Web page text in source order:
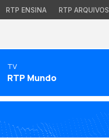
RTP ENSINA RTP ARQUIVOS
TV
RTP Mundo